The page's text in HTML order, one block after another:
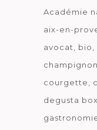
Académie
aix-en-
avocat
bio
courgette
degusta box